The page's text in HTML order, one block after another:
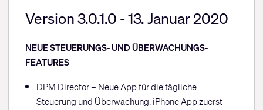
Version 3.0.1.0 - 13. Januar 2020
NEUE STEUERUNGS- UND ÜBERWACHUNGS-
FEATURES
DPM Director – Neue App für die tägliche
Steuerung und Überwachung. iPhone App zuerst